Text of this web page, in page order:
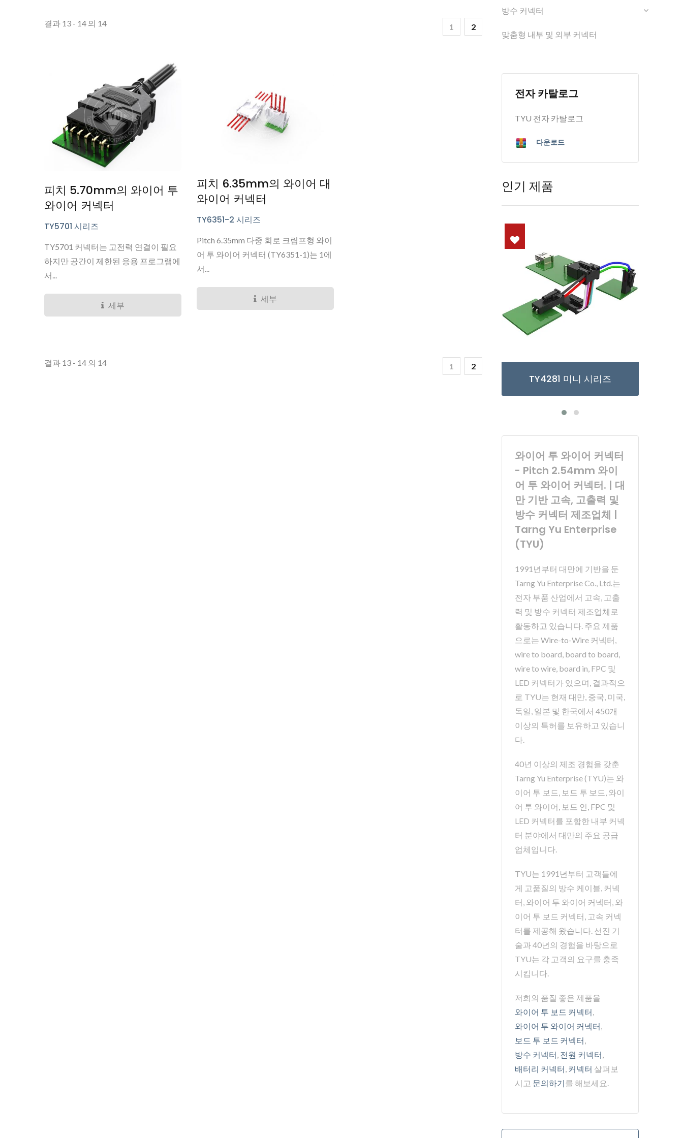
결과 13 - 14 의 14 1 2
피치 5.70mm의 와이어 투
와이어 커넥터
TY5701 시리즈
TY5701 커넥터는 고전력 연결이 필요
하지만 공간이 제한된 응용 프로그램에
서...
세부
피치 6.35mm의 와이어 대
와이어 커넥터
TY6351-2 시리즈
Pitch 6.35mm 다중 회로 크림프형 와이
어 투 와이어 커넥터 (TY6351-1)는 1에
서...
세부
결과 13 - 14 의 14 1 2
방수 커넥터
맞춤형 내부 및 외부 커넥터
전자 카탈로그
TYU 전자 카탈로그
다운로드
인기 제품
TY4281 미니 시리즈 TY3085/6 마이크로 시리즈
와이어 투 와이어 커넥터
- Pitch 2.54mm 와이
어 투 와이어 커넥터. | 대
만 기반 고속, 고출력 및
방수 커넥터 제조업체 |
Tarng Yu Enterprise
(TYU)
1991년부터 대만에 기반을 둔
Tarng Yu Enterprise Co., Ltd.는
전자 부품 산업에서 고속, 고출
력 및 방수 커넥터 제조업체로
활동하고 있습니다. 주요 제품
으로는 Wire-to-Wire 커넥터,
wire to board, board to board,
wire to wire, board in, FPC 및
LED 커넥터가 있으며, 결과적으
로 TYU는 현재 대만, 중국, 미국,
독일, 일본 및 한국에서 450개
이상의 특허를 보유하고 있습니
다.
40년 이상의 제조 경험을 갖춘
Tarng Yu Enterprise (TYU)는 와
이어 투 보드, 보드 투 보드, 와이
어 투 와이어, 보드 인, FPC 및
LED 커넥터를 포함한 내부 커넥
터 분야에서 대만의 주요 공급
업체입니다.
TYU는 1991년부터 고객들에
게 고품질의 방수 케이블, 커넥
터, 와이어 투 와이어 커넥터, 와
이어 투 보드 커넥터, 고속 커넥
터를 제공해 왔습니다. 선진 기
술과 40년의 경험을 바탕으로
TYU는 각 고객의 요구를 충족
시킵니다.
저희의 품질 좋은 제품을
와이어 투 보드 커넥터,
와이어 투 와이어 커넥터,
보드 투 보드 커넥터,
방수 커넥터, 전원 커넥터,
배터리 커넥터, 커넥터 살펴보
시고 문의하기를 해보세요.